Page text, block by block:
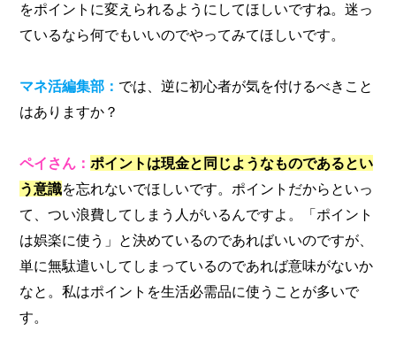
をポイントに変えられるようにしてほしいですね。迷っ
ているなら何でもいいのでやってみてほしいです。
マネ活編集部： では、逆に初心者が気を付けるべきこと
はありますか？
ペイさん：ポイントは現金と同じようなものであるとい
う意識を忘れないでほしいです。ポイントだからといっ
て、つい浪費してしまう人がいるんですよ。「ポイント
は娯楽に使う」と決めているのであればいいのですが、
単に無駄遣いしてしまっているのであれば意味がないか
なと。私はポイントを生活必需品に使うことが多いで
す。